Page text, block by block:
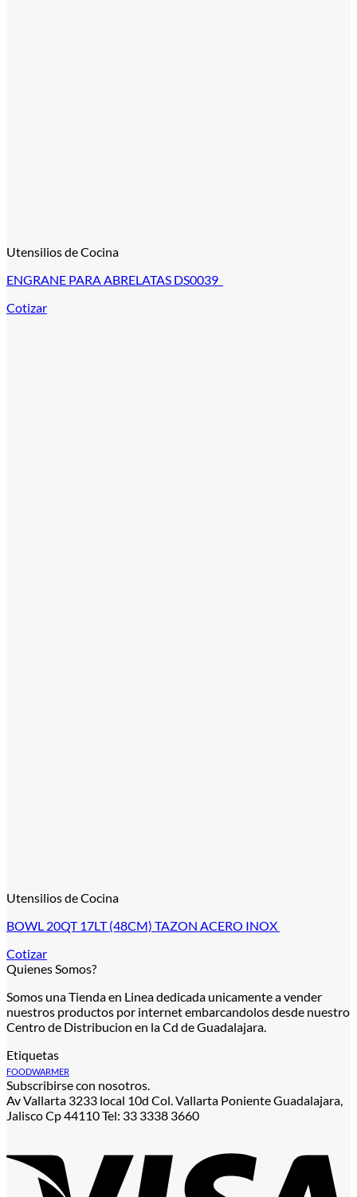
Utensilios de Cocina
ENGRANE PARA ABRELATAS DS0039
Cotizar
Utensilios de Cocina
BOWL 20QT 17LT (48CM) TAZON ACERO INOX
Cotizar
Quienes Somos?
Somos una Tienda en Linea dedicada unicamente a vender
nuestros productos por internet embarcandolos desde nuestro
Centro de Distribucion en la Cd de Guadalajara.
Etiquetas
FOODWARMER
Subscribirse con nosotros.
Av Vallarta 3233 local 10d Col. Vallarta Poniente Guadalajara,
Jalisco Cp 44110 Tel: 33 3338 3660